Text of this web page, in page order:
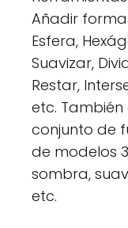
Añadir
Esfera,
Suavizar,
Restar,
etc.
conjunto de
de modelos
sombra,
etc.